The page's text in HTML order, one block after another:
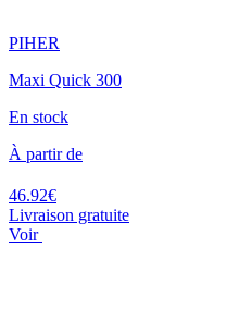
PIHER
Maxi Quick 300
En stock
À partir de
46.92€
Livraison gratuite
Voir